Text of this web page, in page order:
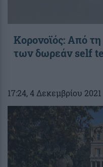
Κορονοϊός: Από
των δωρεάν self
17:24, 4 Δεκεμβρίου 2021